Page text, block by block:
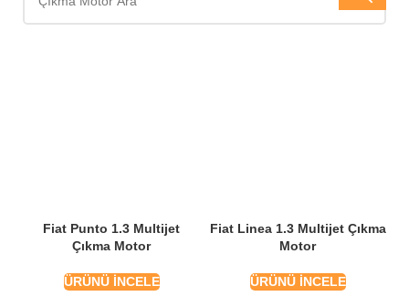
Fiat Punto 1.3 Multijet
Çıkma Motor
ÜRÜNÜ İNCELE
Fiat Linea 1.3 Multijet Çıkma
Motor
ÜRÜNÜ İNCELE